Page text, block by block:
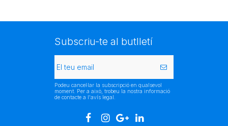
Subscriu-te al butlletí
Podeu cancel·lar la subscripció en qualsevol
moment. Per a això, trobeu la nostra informació
de contacte a l'avís legal.